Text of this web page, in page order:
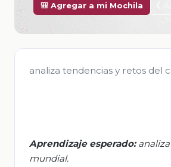
🎒 Agregar a mi Mochila
analiza tendencias y retos del
Aprendizaje esperado:a
mundial.